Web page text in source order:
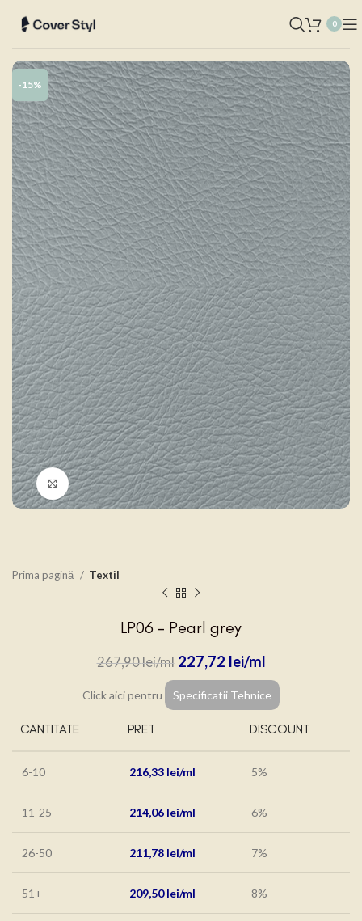
0
-15%
Click to enlarge
Prima pagină Textil
LP06 – Pearl grey
267,90lei 227,72 lei
Click aici pentru Specificatii Tehnice
CANTITATE PRET DISCOUNT
6-10 216,33 lei 5%
11-25 214,06 lei 6%
26-50 211,78 lei 7%
51+ 209,50lei 8%